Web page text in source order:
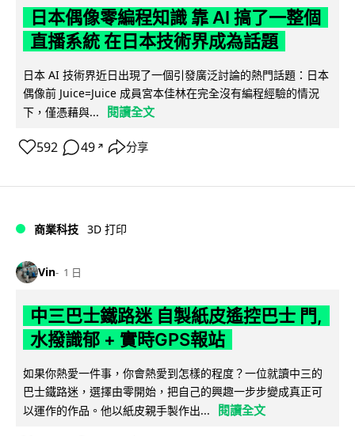
日本偶像零編程知識 靠 AI 搞了一整個
直播系統 在日本技術界成為話題
日本 AI 技術界近日出現了一個引發廣泛討論的熱門話題：日本
偶像前 Juice=Juice 成員宮本佳林在完全沒有編程經驗的情況
下，僅憑藉與...
閱讀全文
592 49 ↗ 分享
商業科技 3D 打印
Vin 1 日
中三巴士鐵路迷 自製紙皮遙控巴士 門,
水撥識郁 + 實時GPS報站
如果你熱愛一件事，你會熱愛到怎樣的程度？一位就讀中三的
巴士鐵路迷，選擇由零開始，把自己的興趣一步步變成真正可
以運作的作品。他以紙皮親手製作出...
閱讀全文